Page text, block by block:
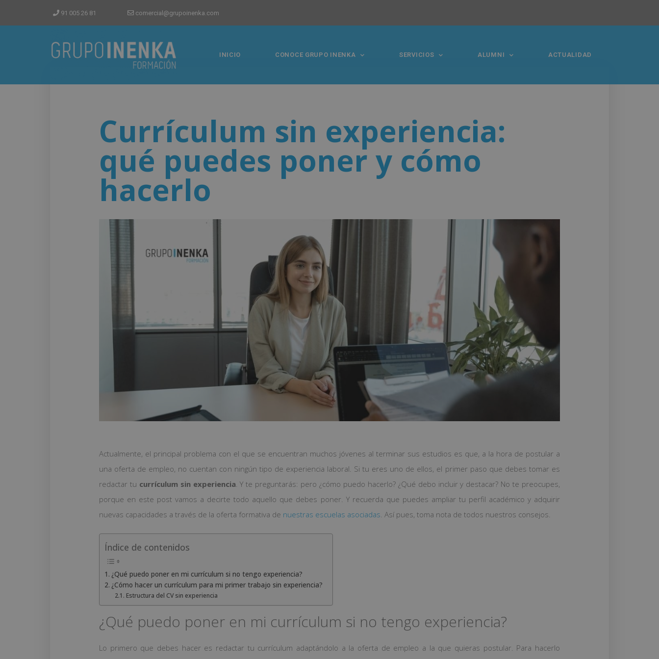
91 005 26 81 comercial@grupoinenka.com
INICIO CONOCE GRUPO INENKA SERVICIOS ALUMNI ACTUALIDAD
Currículum sin experiencia:
qué puedes poner y cómo
hacerlo
Actualmente, el principal problema con el que se encuentran muchos jóvenes al terminar sus estudios es que, a la hora de postular a
una oferta de empleo, no cuentan con ningún tipo de experiencia laboral. Si tu eres uno de ellos, el primer paso que debes tomar es
redactar tu currículum sin experiencia. Y te preguntarás: pero ¿cómo puedo hacerlo? ¿Qué debo incluir y destacar? No te preocupes,
porque en este post vamos a decirte todo aquello que debes poner. Y recuerda que puedes ampliar tu perfil académico y adquirir
nuevas capacidades a través de la oferta formativa de nuestras escuelas asociadas. Así pues, toma nota de todos nuestros consejos.
Índice de contenidos
¿Qué puedo poner en mi currículum si no tengo experiencia?
¿Cómo hacer un currículum para mi primer trabajo sin experiencia?
Estructura del CV sin experiencia
¿Qué puedo poner en mi currículum si no tengo experiencia?
Lo primero que debes hacer es redactar tu currículum adaptándolo a la oferta de empleo a la que quieras postular. Para hacerlo